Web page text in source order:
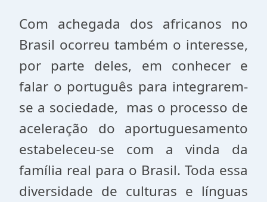
Com achegada dos africanos no
Brasil ocorreu também o interesse,
por parte deles, em conhecer e
falar o português para integrarem-
se a sociedade, mas o processo de
aceleração do aportuguesamento
estabeleceu-se com a vinda da
família real para o Brasil. Toda essa
diversidade de culturas e línguas